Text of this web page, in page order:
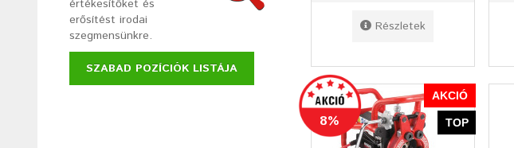
értékesítőket és
erősítést irodai
szegmensünkre.
SZABAD POZÍCIÓK LISTÁJA
Részletek
8%
AKCIÓ
TOP